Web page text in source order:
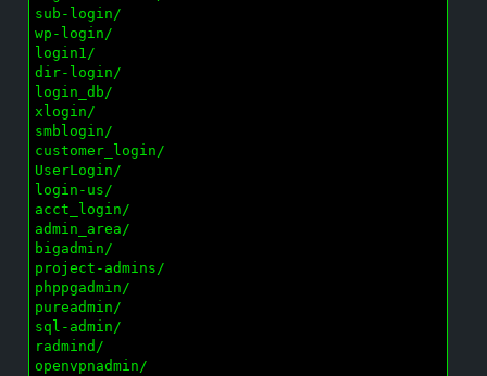
sub-login/
wp-login/
login1/
dir-login/
login_db/
xlogin/
smblogin/
customer_login/
UserLogin/
login-us/
acct_login/
admin_area/
bigadmin/
project-admins/
phppgadmin/
pureadmin/
sql-admin/
radmind/
openvpnadmin/